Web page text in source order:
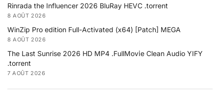
Rinrada the Influencer 2026 BluRay HEVC .torrent
8 AOÛT 2026
WinZip Pro edition Full-Activated (x64) [Patch] MEGA
8 AOÛT 2026
The Last Sunrise 2026 HD MP4 .FullMov𝗂e Clean Audio YIFY
.torrent
7 AOÛT 2026